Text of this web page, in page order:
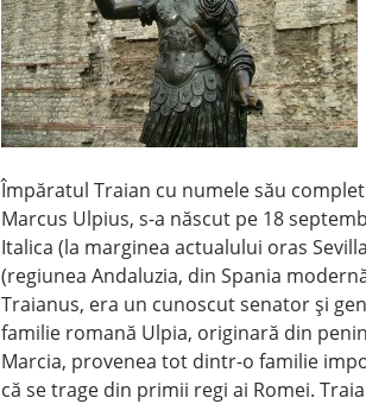
Împăratul Traian cu numele său
Marcus Ulpius, s-a născut pe 18
Italica (la marginea actualului oras
(regiunea Andaluzia, din Spania
Traianus, era un cunoscut senator şi
familie romană Ulpia, originară din
Marcia, provenea tot dintr-o familie
că se trage din primii regi ai Romei.